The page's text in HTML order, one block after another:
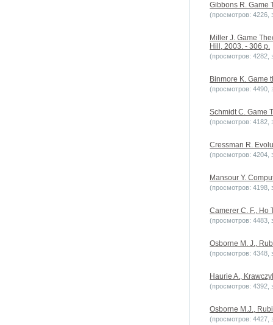
Gibbons R. Game
(просмотров: 4226,
Miller J. Game
Hill, 2003. - 306 p.
(просмотров: 4282,
Binmore K. Game
(просмотров: 4490,
Schmidt C. Game
(просмотров: 4182,
Cressman R.
(просмотров: 4204,
Mansour Y.
(просмотров: 4198,
Camerer C. F., Ho
(просмотров: 4483,
Osborne M. J.,
(просмотров: 4348,
Haurie A.,
(просмотров: 4392,
Osborne M.J.,
(просмотров: 4427,